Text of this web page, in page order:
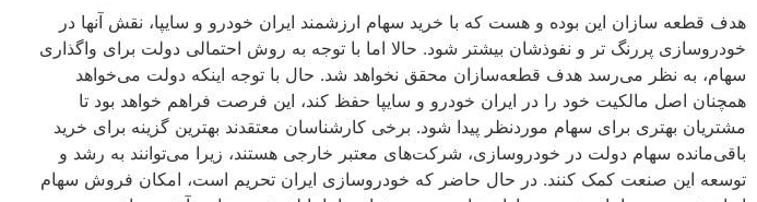
هدف قطعه سازان این بوده و هست که با خرید سهام ارزشمند ایران خودرو و سایپا، نقش آنها در
خودروسازی پررنگ تر و نفوذشان بیشتر شود. حالا اما با توجه به روش احتمالی دولت برای واگذاری
سهام، به نظر می‌رسد هدف قطعه‌سازان محقق نخواهد شد. حال با توجه اینکه دولت می‌خواهد
همچنان اصل مالکیت خود را در ایران خودرو و سایپا حفظ کند، این فرصت فراهم خواهد بود تا
مشتریان بهتری برای سهام موردنظر پیدا شود. برخی کارشناسان معتقدند بهترین گزینه برای خرید
باقی‌مانده سهام دولت در خودروسازی، شرکت‌های معتبر خارجی هستند، زیرا می‌توانند به رشد و
توسعه این صنعت کمک کنند. در حال حاضر که خودروسازی ایران تحریم است، امکان فروش سهام